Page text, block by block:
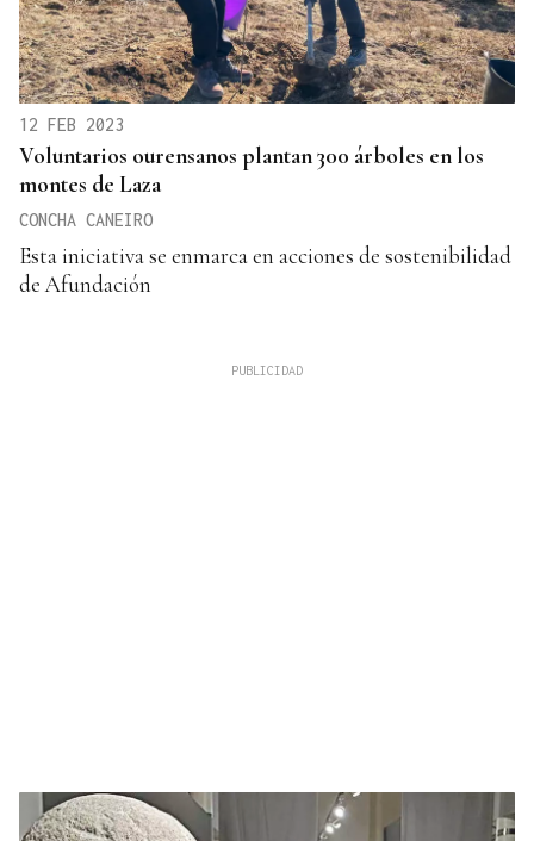
12 FEB 2023
Voluntarios ourensanos plantan 300 árboles en los
montes de Laza
CONCHA CANEIRO
Esta iniciativa se enmarca en acciones de sostenibilidad
de Afundación